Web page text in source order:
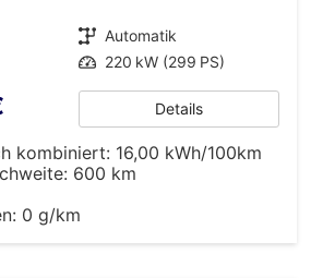
Getriebe Automatik
Leistung 220 kW (299 PS)
Details
kombiniert: 16,00 kWh/100km
600 km
0 g/km